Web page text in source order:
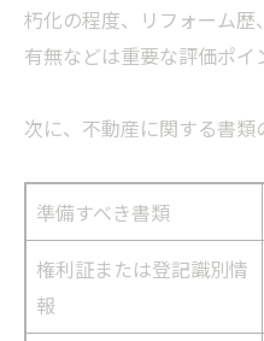
朽化の程度、リフォーム
有無などは重要な評価ポイ
次に、不動産に関する書類
準備すべき書類
権利証または登記識別情
報